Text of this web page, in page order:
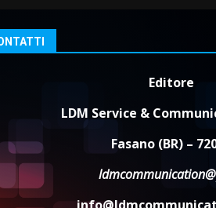
Editore
LDM Service &
Fasano (BR) –